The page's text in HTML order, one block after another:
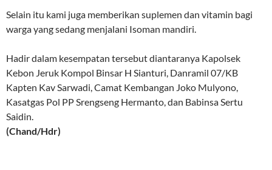
Selain itu kami juga memberikan suplemen dan vitamin bagi
warga yang sedang menjalani Isoman mandiri.
Hadir dalam kesempatan tersebut diantaranya Kapolsek
Kebon Jeruk Kompol Binsar H Sianturi, Danramil 07/KB
Kapten Kav Sarwadi, Camat Kembangan Joko Mulyono,
Kasatgas Pol PP Srengseng Hermanto, dan Babinsa Sertu
Saidin.
(Chand/Hdr)